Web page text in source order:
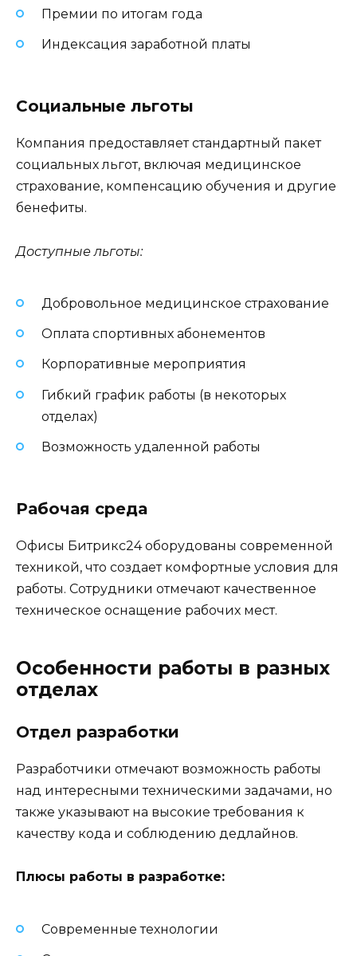
Премии по итогам года
Индексация заработной платы
Социальные льготы
Компания предоставляет стандартный пакет
социальных льгот, включая медицинское
страхование, компенсацию обучения и другие
бенефиты.
Доступные льготы:
Добровольное медицинское страхование
Оплата спортивных абонементов
Корпоративные мероприятия
Гибкий график работы (в некоторых
отделах)
Возможность удаленной работы
Рабочая среда
Офисы Битрикс24 оборудованы современной
техникой, что создает комфортные условия для
работы. Сотрудники отмечают качественное
техническое оснащение рабочих мест.
Особенности работы в разных
отделах
Отдел разработки
Разработчики отмечают возможность работы
над интересными техническими задачами, но
также указывают на высокие требования к
качеству кода и соблюдению дедлайнов.
Плюсы работы в разработке:
Современные технологии